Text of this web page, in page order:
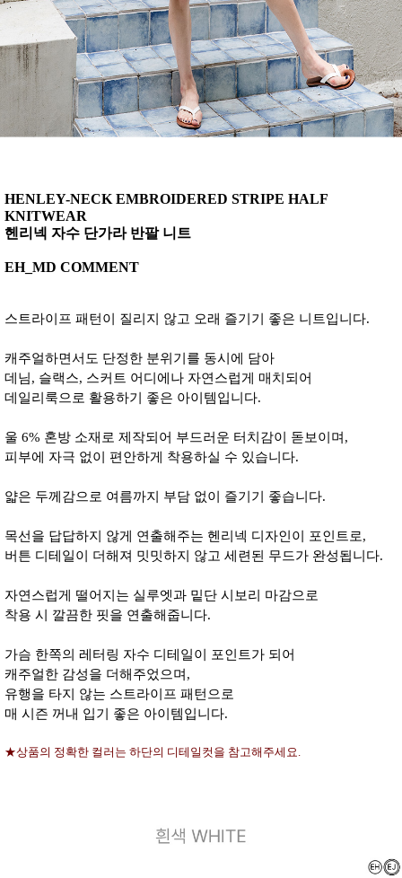
HENLEY-NECK EMBROIDERED STRIPE HALF
KNITWEAR
헨리넥 자수 단가라 반팔 니트
EH_MD COMMENT
스트라이프 패턴이 질리지 않고 오래 즐기기 좋은 니트입니다.
캐주얼하면서도 단정한 분위기를 동시에 담아
데님, 슬랙스, 스커트 어디에나 자연스럽게 매치되어
데일리룩으로 활용하기 좋은 아이템입니다.
울 6% 혼방 소재로 제작되어 부드러운 터치감이 돋보이며,
피부에 자극 없이 편안하게 착용하실 수 있습니다.
얇은 두께감으로 여름까지 부담 없이 즐기기 좋습니다.
목선을 답답하지 않게 연출해주는 헨리넥 디자인이 포인트로,
버튼 디테일이 더해져 밋밋하지 않고 세련된 무드가 완성됩니다.
자연스럽게 떨어지는 실루엣과 밑단 시보리 마감으로
착용 시 깔끔한 핏을 연출해줍니다.
가슴 한쪽의 레터링 자수 디테일이 포인트가 되어
캐주얼한 감성을 더해주었으며,
유행을 타지 않는 스트라이프 패턴으로
매 시즌 꺼내 입기 좋은 아이템입니다.
★상품의 정확한 컬러는 하단의 디테일컷을 참고해주세요.